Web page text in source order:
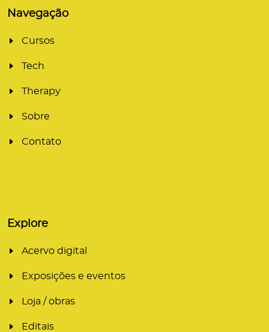
Navegação
Cursos
Tech
Therapy
Sobre
Contato
Explore
Acervo digital
Exposições e eventos
Loja / obras
Editais